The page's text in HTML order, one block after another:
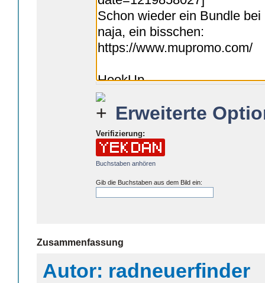
Erweiterte
Verifizierung:
Buchstaben anhören
Gib die Buchstaben aus dem Bild ein:
Zusammenfassung
Autor: radneuerfinder